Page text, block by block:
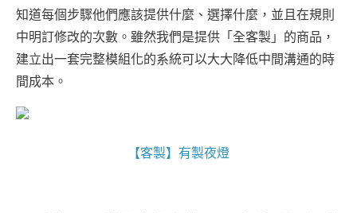
知道每個步驟他們應該提供什麼、選擇什麼，並且在規則
中明訂修改的次數。雖然我們是提供「全客製」的商品，
建立出一套完整模組化的系統可以大大降低中間溝通的時
間成本。
【客製】有製夜燈